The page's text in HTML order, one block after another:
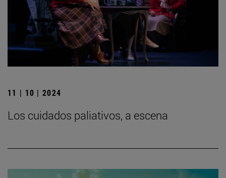
11 | 10 | 2024
Los cuidados paliativos, a escena